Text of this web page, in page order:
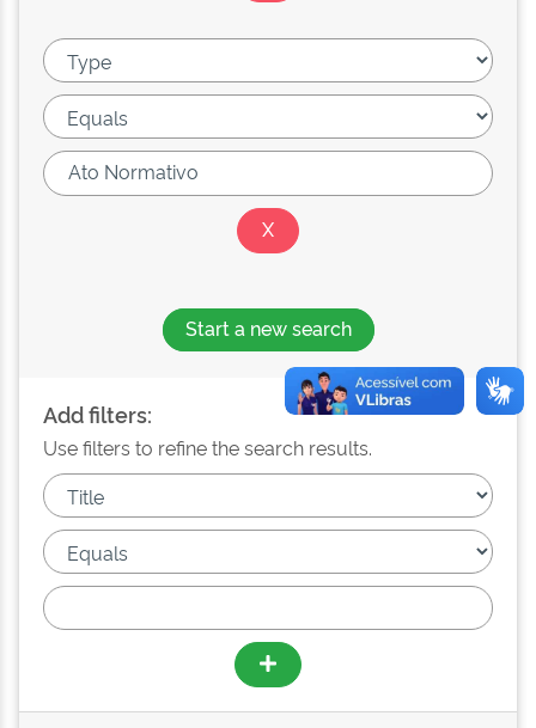
Start a new search
Add filters:
Use filters to refine the search results.